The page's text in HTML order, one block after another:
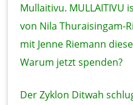
Mullaitivu.
von Nila Thuraisingam-
mit Jenne Riemann
Warum jetzt spenden?
Der Zyklon Ditwah